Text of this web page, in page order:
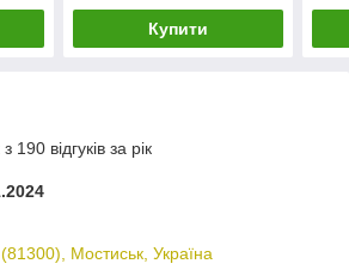
Купити
190 відгуків за рік
Мостиськ, Україна